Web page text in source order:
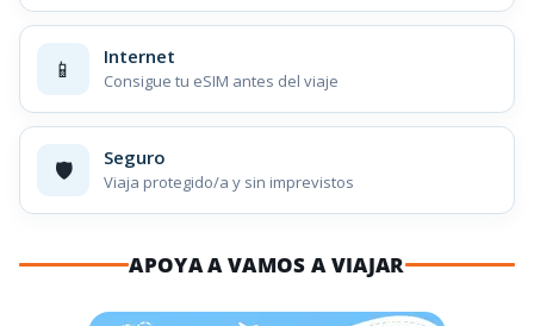
📱 Internet
Consigue tu eSIM antes del viaje
🛡️ Seguro
Viaja protegido/a y sin imprevistos
APOYA A VAMOS A VIAJAR